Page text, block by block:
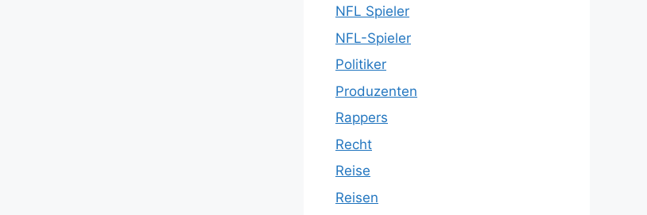
NFL Spieler
NFL-Spieler
Politiker
Produzenten
Rappers
Recht
Reise
Reisen